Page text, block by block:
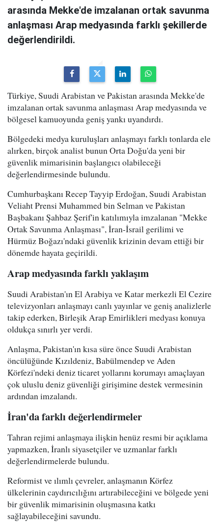
arasında Mekke'de imzalanan ortak savunma
anlaşması Arap medyasında farklı şekillerde
değerlendirildi.
Türkiye, Suudi Arabistan ve Pakistan arasında Mekke'de
imzalanan ortak savunma anlaşması Arap medyasında ve
bölgesel kamuoyunda geniş yankı uyandırdı.
Bölgedeki medya kuruluşları anlaşmayı farklı tonlarda ele
alırken, birçok analist bunun Orta Doğu'da yeni bir
güvenlik mimarisinin başlangıcı olabileceği
değerlendirmesinde bulundu.
Cumhurbaşkanı Recep Tayyip Erdoğan, Suudi Arabistan
Veliaht Prensi Muhammed bin Selman ve Pakistan
Başbakanı Şahbaz Şerif'in katılımıyla imzalanan "Mekke
Ortak Savunma Anlaşması", İran-İsrail gerilimi ve
Hürmüz Boğazı'ndaki güvenlik krizinin devam ettiği bir
dönemde hayata geçirildi.
Arap medyasında farklı yaklaşım
Suudi Arabistan'ın El Arabiya ve Katar merkezli El Cezire
televizyonları anlaşmayı canlı yayınlar ve geniş analizlerle
takip ederken, Birleşik Arap Emirlikleri medyası konuya
oldukça sınırlı yer verdi.
Anlaşma, Pakistan'ın kısa süre önce Suudi Arabistan
öncülüğünde Kızıldeniz, Babülmendep ve Aden
Körfezi'ndeki deniz ticaret yollarını korumayı amaçlayan
çok uluslu deniz güvenliği girişimine destek vermesinin
ardından imzalandı.
İran'da farklı değerlendirmeler
Tahran rejimi anlaşmaya ilişkin henüz resmi bir açıklama
yapmazken, İranlı siyasetçiler ve uzmanlar farklı
değerlendirmelerde bulundu.
Reformist ve ılımlı çevreler, anlaşmanın Körfez
ülkelerinin caydırıcılığını artırabileceğini ve bölgede yeni
bir güvenlik mimarisinin oluşmasına katkı
sağlayabileceğini savundu.